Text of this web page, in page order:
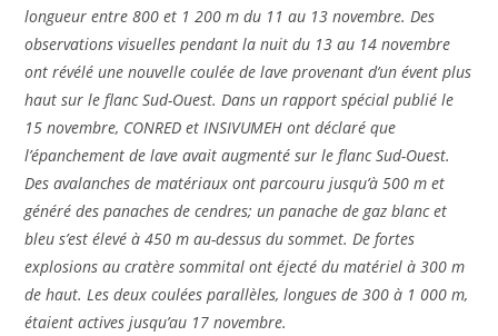
longueur entre 800 et 1 200 m du 11 au 13 novembre. Des
observations visuelles pendant la nuit du 13 au 14 novembre
ont révélé une nouvelle coulée de lave provenant d’un évent plus
haut sur le flanc Sud-Ouest. Dans un rapport spécial publié le
15 novembre, CONRED et INSIVUMEH ont déclaré que
l’épanchement de lave avait augmenté sur le flanc Sud-Ouest.
Des avalanches de matériaux ont parcouru jusqu’à 500 m et
généré des panaches de cendres; un panache de gaz blanc et
bleu s’est élevé à 450 m au-dessus du sommet. De fortes
explosions au cratère sommital ont éjecté du matériel à 300 m
de haut. Les deux coulées parallèles, longues de 300 à 1 000 m,
étaient actives jusqu’au 17 novembre.